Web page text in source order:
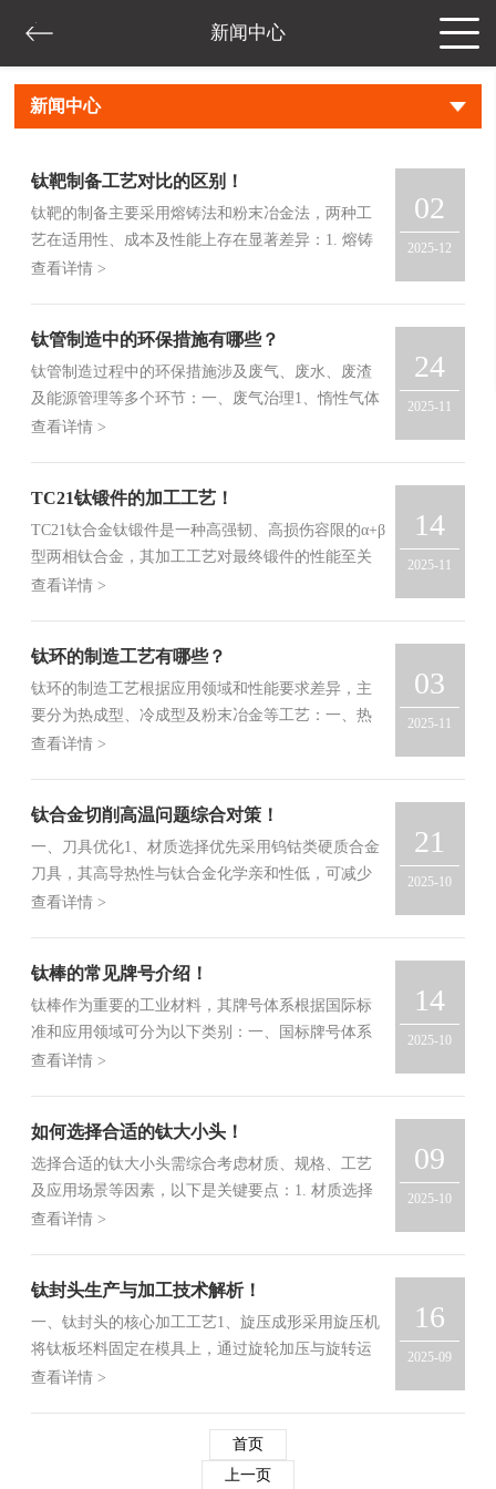
新闻中心
新闻中心
钛靶制备工艺对比的区别！
钛靶的制备主要采用‌熔铸法‌和‌粉末冶金法‌，两种工
艺在适用性、成本及性能上存在显著差异：1. ‌熔铸
法‌原理‌：将高纯...
查看详情 >
02
2025-12
钛管制造中的环保措施有哪些？
钛管制造过程中的环保措施涉及废气、废水、废渣
及能源管理等多个环节：一、废气治理1、惰性气体
保护‌在焊接、热加工等高温环节...
查看详情 >
24
2025-11
TC21钛锻件的加工工艺！
TC21钛合金钛锻件是一种高强韧、高损伤容限的α+β
型两相钛合金，其加工工艺对最终锻件的性能至关
重要。一、主要锻造工艺类...
查看详情 >
14
2025-11
钛环的制造工艺有哪些？
钛环的制造工艺根据应用领域和性能要求差异，主
要分为热成型、冷成型及粉末冶金等工艺：一、热
成型工艺1、锻造/轧环‌适用于大...
查看详情 >
03
2025-11
钛合金切削高温问题综合对策！
一、刀具优化1、材质选择‌优先采用钨钴类硬质合金
刀具，其高导热性与钛合金化学亲和性低，可减少
粘刀现象并延缓磨损速率。避免...
查看详情 >
21
2025-10
钛棒的常见牌号介绍！
钛棒作为重要的工业材料，其牌号体系根据国际标
准和应用领域可分为以下类别：一、国标牌号体系
1、纯钛系列（TA系列）‌TA1...
查看详情 >
14
2025-10
如何选择合适的钛大小头！
选择合适的钛大小头需综合考虑材质、规格、工艺
及应用场景等因素，以下是关键要点：1. ‌材质选择‌
纯钛：适用于一般腐蚀环境...
查看详情 >
09
2025-10
钛封头生产与加工技术解析！
一、钛封头的核心加工工艺‌1、旋压成形‌采用旋压机
将钛板坯料固定在模具上，通过旋轮加压与旋转运
动结合形成塑性变形，逐步扩...
查看详情 >
16
2025-09
首页
上一页